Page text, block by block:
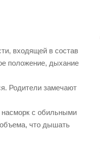
входящей в состав
положение, дыхание
Родители замечают
насморк с обильными
что дышать